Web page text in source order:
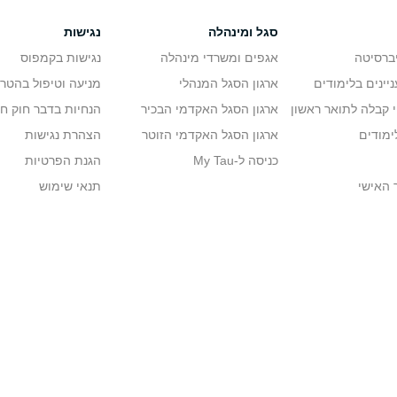
היחידה להוראת שפות. מטרת הקורס להקנות לתלמידים ולתלמידות אסטרטגיות
עת ובכנסים מדעיים. דוקטורנטיות ודוקטורנטים בקורס יוכלו לעבוד על
ייחשב כחלק מהחובות האקדמיות לתואר.
בלימודים
קבלה לתואר ראשון
האישי
סגל ומינהלה
אגפים ומשרדי מינהלה
ארגון הסגל המנהלי
ארגון הסגל האקדמי הבכיר
ארגון הסגל האקדמי הזוטר
כניסה ל-My Tau
נגישות
נגישות בקמפוס
מניעה וטיפול
הנחיות בדבר חוק
הצהרת נגישות
הגנת הפרטיות
תנאי שימוש